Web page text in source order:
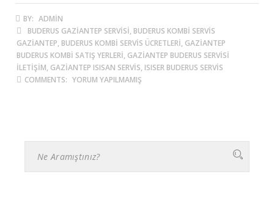
BY: ADMIN
BUDERUS GAZIANTEP SERVISI, BUDERUS KOMBI SERVIS
GAZIANTEP, BUDERUS KOMBI SERVIS ÜCRETLERI, GAZIANTEP
BUDERUS KOMBI SATIŞ YERLERI, GAZIANTEP BUDERUS SERVISI
ILETIŞIM, GAZIANTEP ISISAN SERVIS, ISISER BUDERUS SERVIS
COMMENTS: YORUM YAPILMAMIŞ